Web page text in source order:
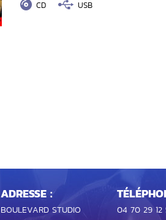
CD
USB
ADRESSE :
BOULEVARD STUDIO
04 70 29 12